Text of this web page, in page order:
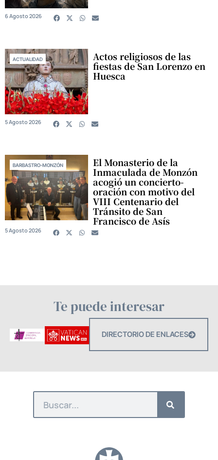
6 Agosto 2026
ACTUALIDAD Actos religiosos de las
fiestas de San Lorenzo en
Huesca
5 Agosto 2026
BARBASTRO-MONZÓN El Monasterio de la
Inmaculada de Monzón
acogió un concierto-
oración con motivo del
VIII Centenario del
Tránsito de San
Francisco de Asís
5 Agosto 2026
Te puede interesar
DIRECTORIO DE ENLACES